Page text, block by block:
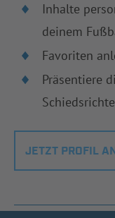
Inhalte
deinem
Favoriten
Präsentiere
JETZT PROFIL